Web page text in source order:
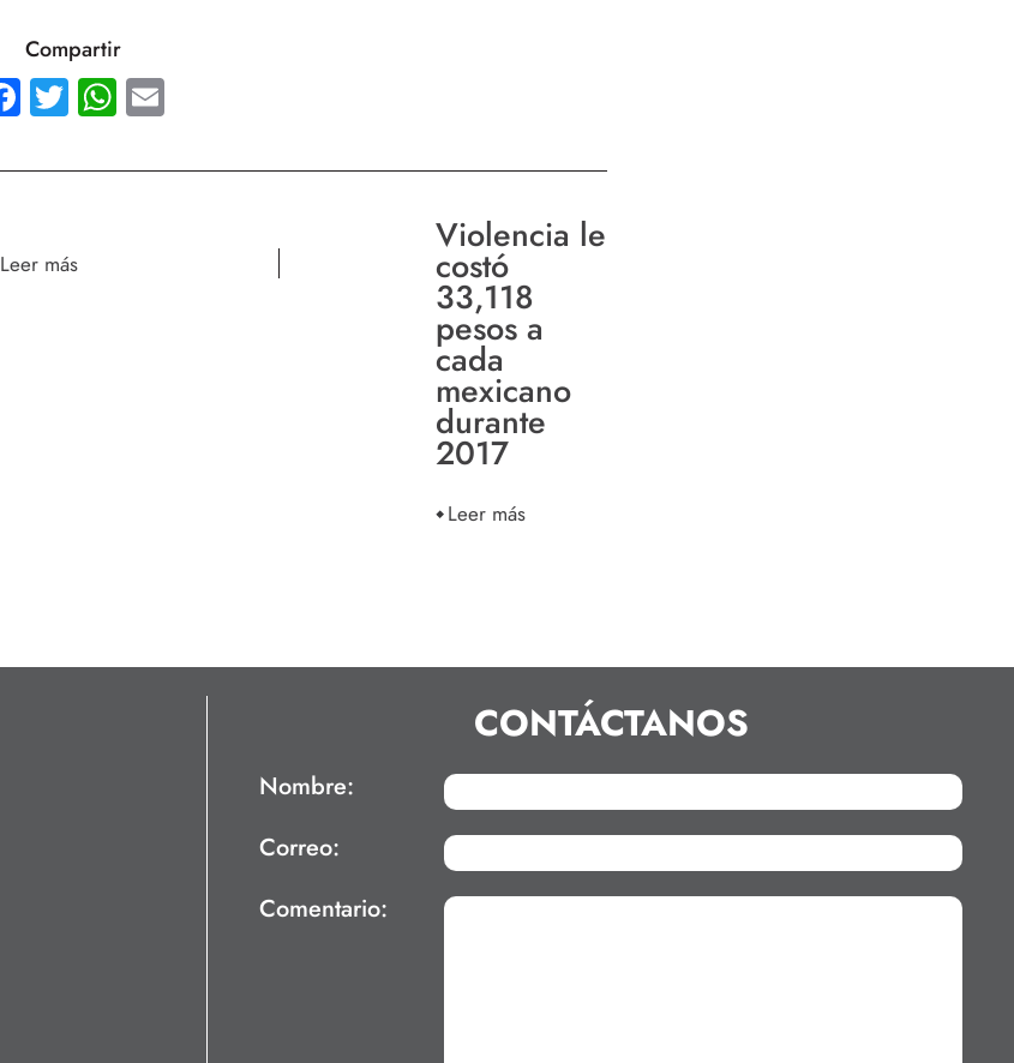
Compartir
Facebook
TwitterWhatsApp
Leer más
Violencia le
costó
33,118
pesos a
cada
mexicano
durante
2017
Leer más
CONTÁCTANOS
Nombre:
Correo:
Comentario: